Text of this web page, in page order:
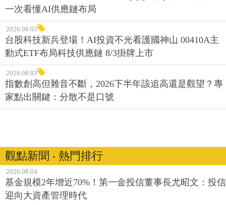
一次看懂AI供應鏈布局
2026.08.03
台股科技新兵登場！AI投資不光看護國神山 00410A主
動式ETF布局科技供應鏈 8/3掛牌上市
2026.08.03
指數創高但雜音不斷，2026下半年該追高還是觀望？專
家點出關鍵：分散不是口號
觀點新聞 ‧ 熱門排行
2026.08.04
基金規模2年增近70%！第一金投信董事長尤昭文：投信
迎向大資產管理時代